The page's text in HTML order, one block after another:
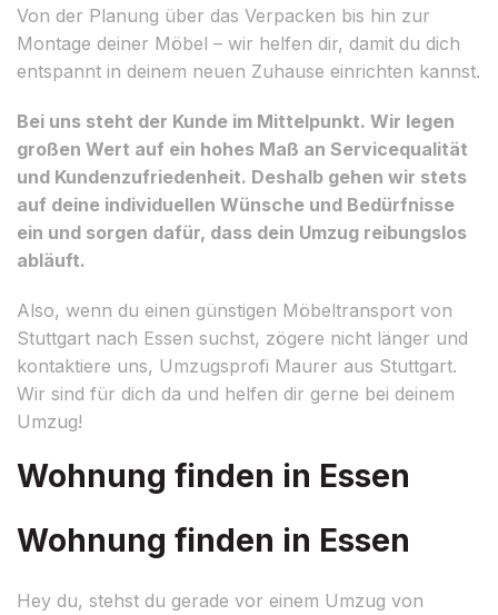
Von der Planung über das Verpacken bis hin zur
Montage deiner Möbel – wir helfen dir, damit du dich
entspannt in deinem neuen Zuhause einrichten kannst.
Bei uns steht der Kunde im Mittelpunkt. Wir legen
großen Wert auf ein hohes Maß an Servicequalität
und Kundenzufriedenheit. Deshalb gehen wir stets
auf deine individuellen Wünsche und Bedürfnisse
ein und sorgen dafür, dass dein Umzug reibungslos
abläuft.
Also, wenn du einen günstigen Möbeltransport von
Stuttgart nach Essen suchst, zögere nicht länger und
kontaktiere uns, Umzugsprofi Maurer aus Stuttgart.
Wir sind für dich da und helfen dir gerne bei deinem
Umzug!
Wohnung finden in Essen
Wohnung finden in Essen
Hey du, stehst du gerade vor einem Umzug von